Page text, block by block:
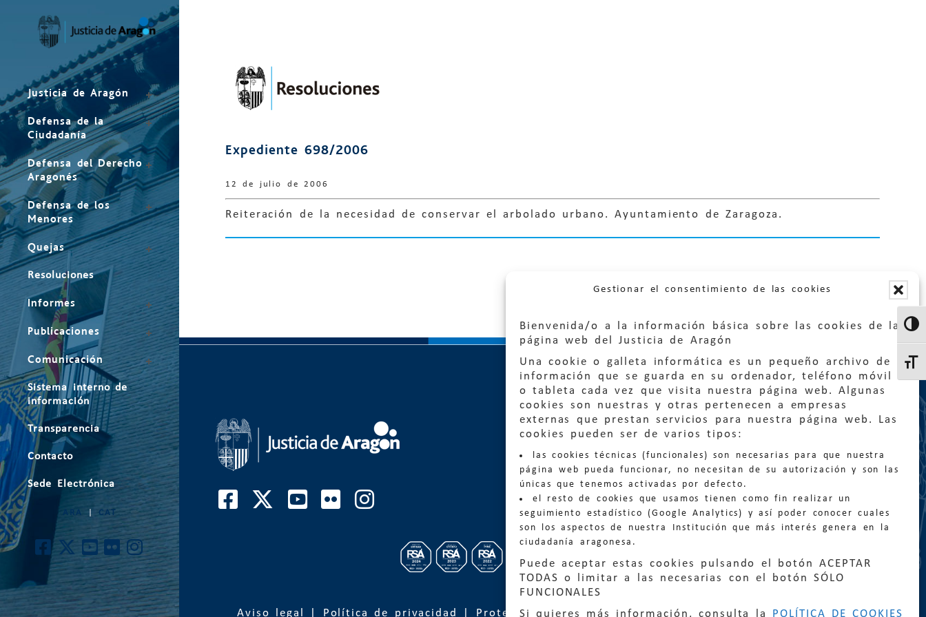
Gestionar el consentimiento de las cookies
Bienvenida/o a la información básica sobre las cookies de la
página web del Justicia de Aragón
Una cookie o galleta informática es un pequeño archivo de
información que se guarda en su ordenador, teléfono móvil
o tableta cada vez que visita nuestra página web. Algunas
cookies son nuestras y otras pertenecen a empresas
externas que prestan servicios para nuestra página web. Las
cookies pueden ser de varios tipos:
las cookies técnicas (funcionales) son necesarias para que nuestra
página web pueda funcionar, no necesitan de su autorización y son las
únicas que tenemos activadas por defecto.
el resto de cookies que usamos tienen como fin realizar un
seguimiento estadístico (Google Analytics) y así poder conocer cuales
son los aspectos de nuestra Institución que más interés genera en la
ciudadanía aragonesa.
Puede aceptar estas cookies pulsando el botón ACEPTAR
TODAS o limitar a las necesarias con el botón SÓLO
FUNCIONALES
Si quieres más información, consulta la
POLÍTICA DE COOKIES
Justicia de Aragón
Defensa de la
Ciudadanía
Defensa del Derecho
Aragonés
Defensa de los
Menores
Quejas
Resoluciones
Informes
Publicaciones
Comunicación
Sistema interno de
información
Transparencia
Contacto
Sede Electrónica
CAT
Expediente 698/2006
12 de julio de 2006
Reiteración de la necesidad de conservar el arbolado urbano. Ayuntamiento de Zaragoza.
Quejas:quejas@eljusticiadearagon.es
Información general:
informacion@eljusticiadearagon.es
Teléfonos: 900 210 210/ 976 399 354
Aviso legal Política de privacidad Protección de Datos| Declaración de accesibilidad|Perfil del